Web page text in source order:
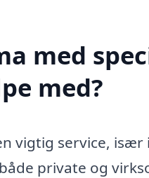
med
med?
vigtig service,
private og